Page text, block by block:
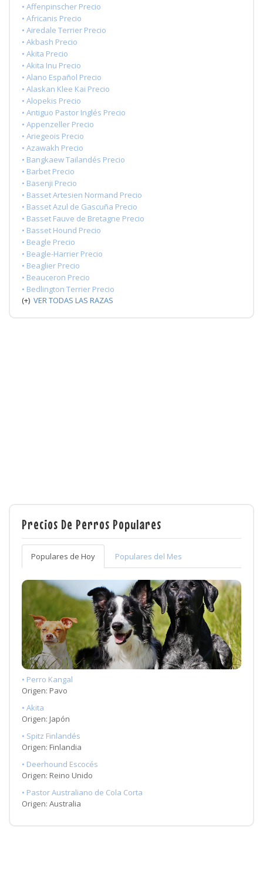
• Affenpinscher Precio
• Africanis Precio
• Airedale Terrier Precio
• Akbash Precio
• Akita Precio
• Akita Inu Precio
• Alano Español Precio
• Alaskan Klee Kai Precio
• Alopekis Precio
• Antiguo Pastor Inglés Precio
• Appenzeller Precio
• Ariegeois Precio
• Azawakh Precio
• Bangkaew Tailandés Precio
• Barbet Precio
• Basenji Precio
• Basset Artesien Normand Precio
• Basset Azul de Gascuña Precio
• Basset Fauve de Bretagne Precio
• Basset Hound Precio
• Beagle Precio
• Beagle-Harrier Precio
• Beaglier Precio
• Beauceron Precio
• Bedlington Terrier Precio
(+) VER TODAS LAS RAZAS
Precios De Perros Populares
Populares de Hoy Populares del Mes
• Perro Kangal
Origen: Pavo
• Akita
Origen: Japón
• Spitz Finlandés
Origen: Finlandia
• Deerhound Escocés
Origen: Reino Unido
• Pastor Australiano de Cola Corta
Origen: Australia